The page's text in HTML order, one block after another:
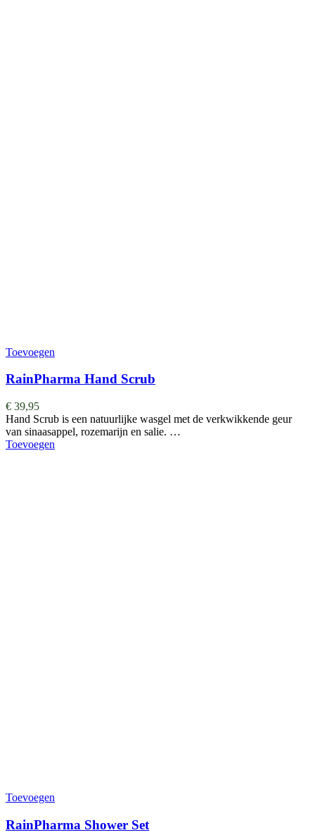
Toevoegen
RainPharma Hand Scrub
€ 39,95
Hand Scrub is een natuurlijke wasgel met de verkwikkende geur
van sinaasappel, rozemarijn en salie. …
Toevoegen
Toevoegen
RainPharma Shower Set